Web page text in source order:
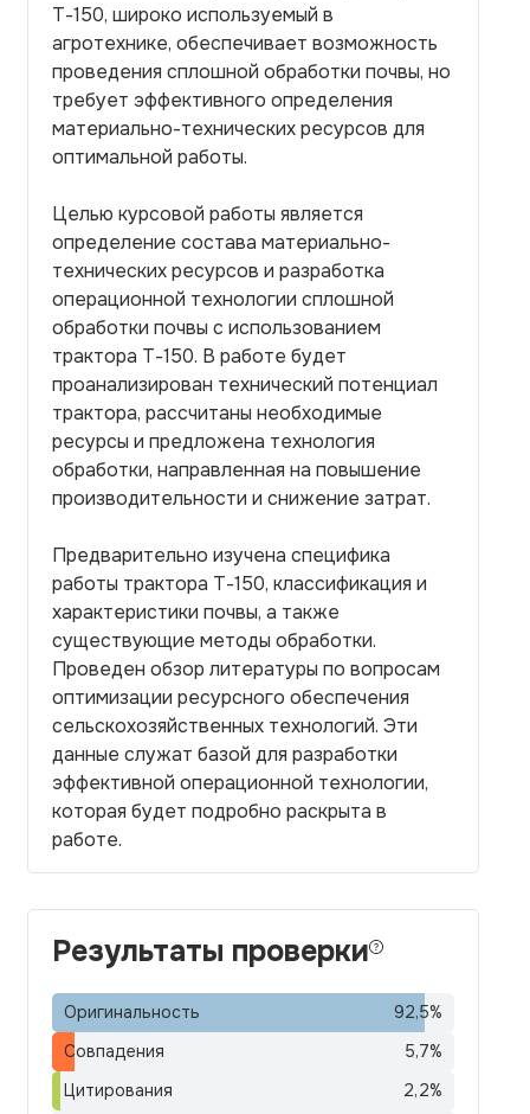
Т-150, широко используемый в
агротехнике, обеспечивает возможность
проведения сплошной обработки почвы, но
требует эффективного определения
материально-технических ресурсов для
оптимальной работы.
Целью курсовой работы является
определение состава материально-
технических ресурсов и разработка
операционной технологии сплошной
обработки почвы с использованием
трактора Т-150. В работе будет
проанализирован технический потенциал
трактора, рассчитаны необходимые
ресурсы и предложена технология
обработки, направленная на повышение
производительности и снижение затрат.
Предварительно изучена специфика
работы трактора Т-150, классификация и
характеристики почвы, а также
существующие методы обработки.
Проведен обзор литературы по вопросам
оптимизации ресурсного обеспечения
сельскохозяйственных технологий. Эти
данные служат базой для разработки
эффективной операционной технологии,
которая будет подробно раскрыта в
работе.
Результаты проверки
Оригинальность 92,5%
Совпадения
5,7%
Цитирования
2,2%